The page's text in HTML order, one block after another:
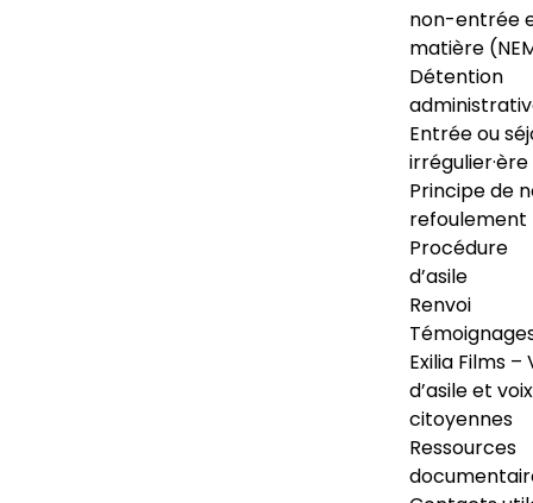
non-entrée
matière
Détention
Entrée ou
irrégulier·ère
Principe de
refoulement
Procédure
d’asile
Renvoi
Exilia Films –
d’asile et voix
citoyennes
Ressources